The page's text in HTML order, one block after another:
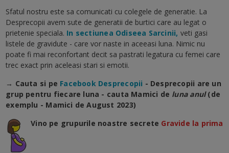
Sfatul nostru este sa comunicati cu colegele de generatie. La
Desprecopii avem sute de generatii de burtici care au legat o
prietenie speciala. In sectiunea Odiseea Sarcinii, veti gasi
listele de gravidute - care vor naste in aceeasi luna. Nimic nu
poate fi mai reconfortant decit sa pastrati legatura cu femei care
trec exact prin aceleasi stari si emotii.
→ Cauta si pe Facebook Desprecopii - Desprecopii are un
grup pentru fiecare luna - cauta Mamici de luna anul (de
exemplu - Mamici de August 2023)
Vino pe grupurile noastre secrete Gravide la prima